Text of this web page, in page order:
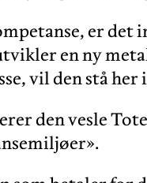
er det
en ny
vil den stå her
den vesle